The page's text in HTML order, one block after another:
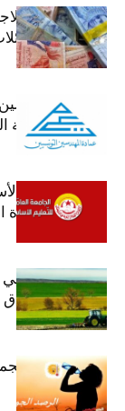
وزير الشؤون
صرف منح
عمادة
احترام التعريفة
جامعة التعليم
تزامنا مع
ارتفاع
الخاصة المصادق
طقس اليوم الجمعة 7 أوت